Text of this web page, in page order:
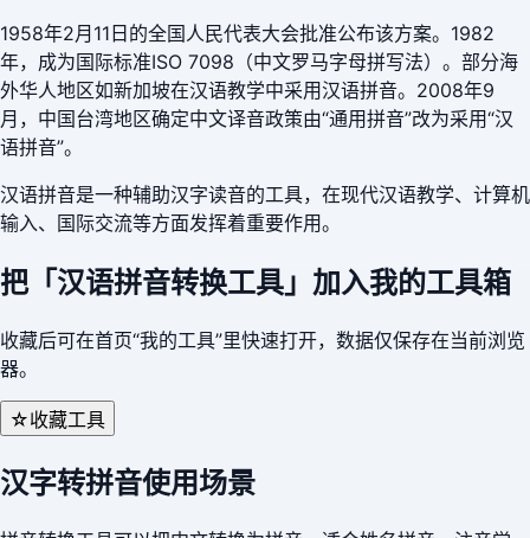
1958年2月11日的全国人民代表大会批准公布该方案。1982
年，成为国际标准ISO 7098（中文罗马字母拼写法）。部分海
外华人地区如新加坡在汉语教学中采用汉语拼音。2008年9
月，中国台湾地区确定中文译音政策由“通用拼音”改为采用“汉
语拼音”。
汉语拼音是一种辅助汉字读音的工具，在现代汉语教学、计算机
输入、国际交流等方面发挥着重要作用。
把「 汉语拼音转换工具 」加入我的工具箱
收藏后可在首页“我的工具”里快速打开，数据仅保存在当前浏览
器。
☆收藏工具
汉字转拼音使用场景